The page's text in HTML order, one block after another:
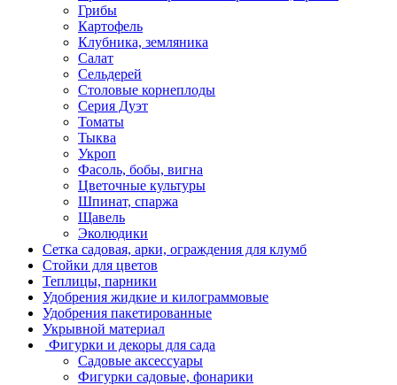
Грибы
Картофель
Клубника, земляника
Салат
Сельдерей
Столовые корнеплоды
Серия Дуэт
Томаты
Тыква
Укроп
Фасоль, бобы, вигна
Цветочные культуры
Шпинат, спаржа
Щавель
Эколюдики
Сетка садовая, арки, ограждения для клумб
Стойки для цветов
Теплицы, парники
Удобрения жидкие и килограммовые
Удобрения пакетированные
Укрывной материал
Фигурки и декоры для сада
Садовые аксессуары
Фигурки садовые, фонарики